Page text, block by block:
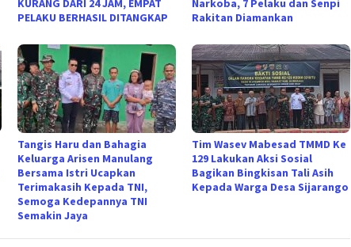
PELAKU BERHASIL DITANGKAP
Rakitan Diamankan
Tangis Haru dan Bahagia
Keluarga Arisen Manulang
Bersama Istri Ucapkan
Terimakasih Kepada TNI,
Semoga Kedepannya TNI
Semakin Jaya
Tim Wasev Mabesad TMMD Ke
129 Lakukan Aksi Sosial
Bagikan Bingkisan Tali Asih
Kepada Warga Desa Sijarango